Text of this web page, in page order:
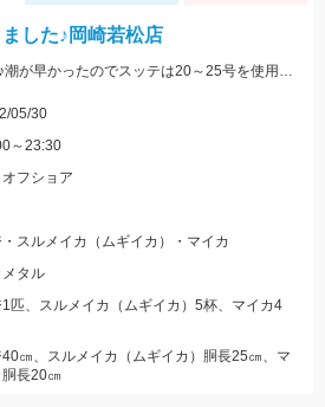
した♪岡崎若松店
福井県新漁丸様でイカメタル♪潮が早かったのでスッテは20～25号を使用。カラーは明るめが良かったです。
05/30
～23:30
フショア
・スルメイカ（ムギイカ）・マイカ
メタル
1匹、スルメイカ（ムギイカ）5杯、マイカ4
40㎝、スルメイカ（ムギイカ）胴長25㎝、マ
胴長20㎝